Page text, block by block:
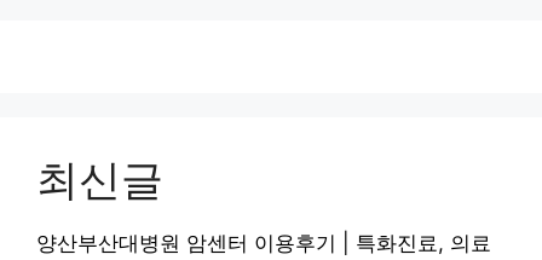
최신글
양산부산대병원 암센터 이용후기 | 특화진료, 의료